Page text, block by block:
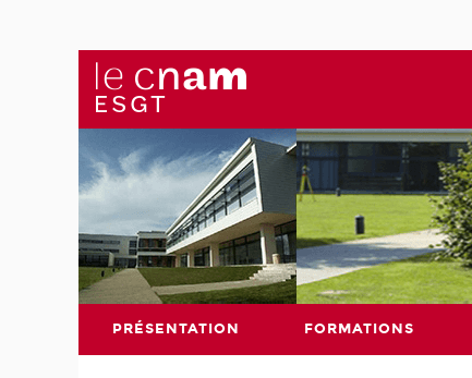
PRÉSENTATION FORMATIONS